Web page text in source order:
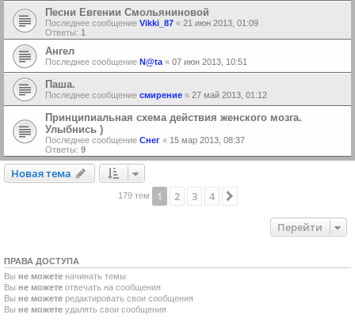
Песни Евгении Смольяниновой
Последнее сообщение Vikki_87 « 21 июн 2013, 01:09
Ответы: 1
Ангел
Последнее сообщение N@ta « 07 июн 2013, 10:51
Паша.
Последнее сообщение смирение « 27 май 2013, 01:12
Принципиальная схема действия женского мозга.
Улыбнись )
Последнее сообщение Снег « 15 мар 2013, 08:37
Ответы: 9
Новая тема
Новаятема
179 тем 1 2 3 4
Перейти
ПРАВА ДОСТУПА
Вы не можете начинать темы
Вы не можете отвечать на сообщения
Вы не можете редактировать свои сообщения
Вы не можете удалять свои сообщения